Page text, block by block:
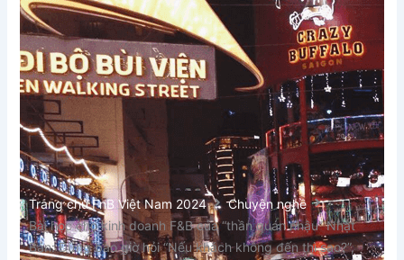
Trang chủ FnB Việt Nam 2024
Chuyện nghề
Bài học cho kinh doanh F&B của “thần quán nhậu” Nhật
Bản: Đừng bao giờ hỏi “Nếu khách không đến thì sao?”,